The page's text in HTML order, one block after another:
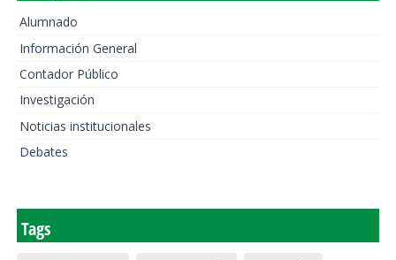
Alumnado
Información General
Contador Público
Investigación
Noticias institucionales
Debates
Tags